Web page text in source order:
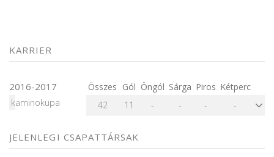
KARRIER
2016-2017 Összes Gól Öngól Sárga Piros Kétperc
kaminokupa
42 11 - - - -
JELENLEGI CSAPATTÁRSAK